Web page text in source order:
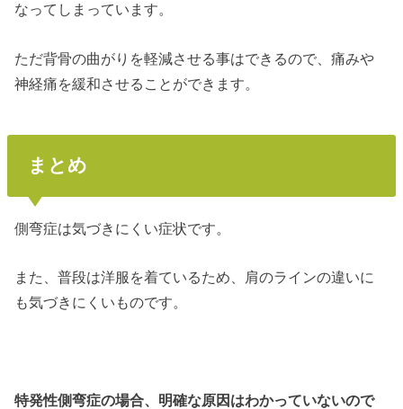
なってしまっています。
ただ背骨の曲がりを軽減させる事はできるので、痛みや
神経痛を緩和させることができます。
まとめ
側弯症は気づきにくい症状です。
また、普段は洋服を着ているため、肩のラインの違いに
も気づきにくいものです。
特発性側弯症の場合、明確な原因はわかっていないので